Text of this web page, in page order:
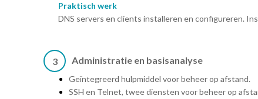
Praktisch werk
DNS servers en clients installeren en configureren.
3 Administratie en basisanalyse
Geïntegreerd hulpmiddel voor beheer op afstand.
SSH en Telnet, twee diensten voor beheer op